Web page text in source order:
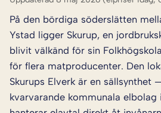
På den bördiga söderslätten
Ystad ligger Skurup, en
blivit välkänd för sin
för flera matproducenter. Den
Skurups Elverk är en sällsynthet
kvarvarande kommunala